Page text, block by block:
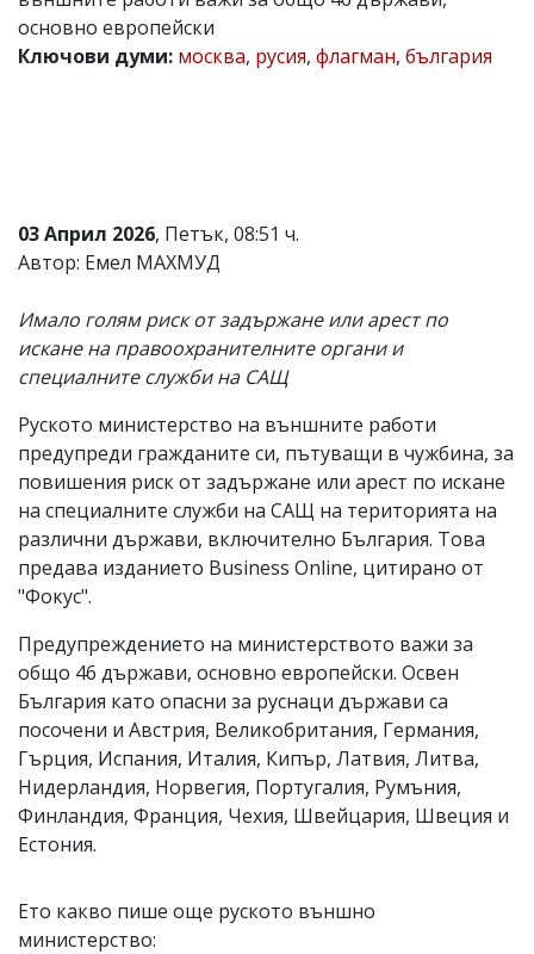
Коментарите
под
статиите
носи
отговорност
Ако
откриете
обиден
за
коментар,
моля
сигнализирайте
основно европейски
Ключови думи: москва, русия, флагман, българия
03 Април 2026, Петък, 08:51 ч.
Автор: Емел МАХМУД
Имало голям риск от задържане или арест по
искане на правоохранителните органи и
специалните служби на САЩ
Руското министерство на външните работи
предупреди гражданите си, пътуващи в чужбина, за
повишения риск от задържане или арест по искане
на специалните служби на САЩ на територията на
различни държави, включително България. Това
предава изданието Business Online, цитирано от
"Фокус".
Предупреждението на министерството важи за
общо 46 държави, основно европейски. Освен
България като опасни за руснаци държави са
посочени и Австрия, Великобритания, Германия,
Гърция, Испания, Италия, Кипър, Латвия, Литва,
Нидерландия, Норвегия, Португалия, Румъния,
Финландия, Франция, Чехия, Швейцария, Швеция и
Естония.
Ето какво пише още руското външно
министерство: